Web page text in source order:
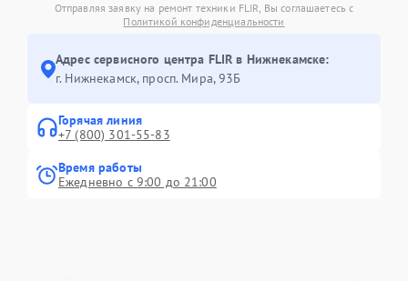
Отправляя заявку на ремонт техники FLIR, Вы соглашаетесь с
Политикой конфиденциальности
Адрес сервисного центра FLIR в Нижнекамске:
г. Нижнекамск, просп. Мира, 93Б
Горячая линия
+7 (800) 301-55-83
Время работы
Ежедневно с 9:00 до 21:00